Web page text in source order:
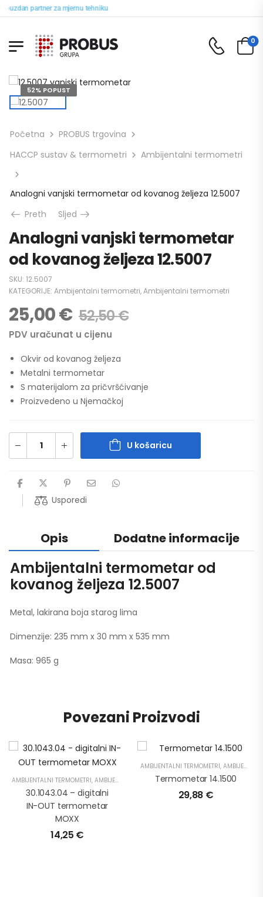
partner za mjernu tehniku
0
52% POPUST
Početna
PROBUS trgovina
HACCP sustav & termometri
Ambijentalni termometri
Analogni vanjski termometar od kovanog željeza 12.5007
Preth
Sljed
Analogni vanjski termometar
od kovanog željeza 12.5007
SKU: 12.5007
KATEGORIJE: Ambijentalni termometri,Ambijentalni termometri
25,00€ 52,50€
PDV uračunat u cijenu
Okvir od kovanog željeza
Metalni termometar
S materijalom za pričvršćivanje
Proizvedeno u Njemačkoj
U košaricu
Usporedi
Opis Dodatne informacije
Ambijentalni termometar od
kovanog željeza 12.5007
Metal, lakirana boja starog lima
Dimenzije: 235 mm x 30 mm x 535 mm
Masa: 965 g
Povezani Proizvodi
AMBIJENTALNI TERMOMETRI, AMBIJENTALNI TERMOMETRI ,TERMOMETRI ZA HACCP
30.1043.04 – digitalni
IN-OUT termometar
MOXX
14,25 €
AMBIJENTALNI TERMOMETRI, AMBIJENTALNI TERMOMETRI
Termometar 14.1500
29,88 €